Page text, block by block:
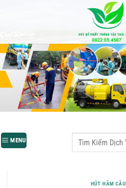
dung
MENU
HÚT HẦM CẦU